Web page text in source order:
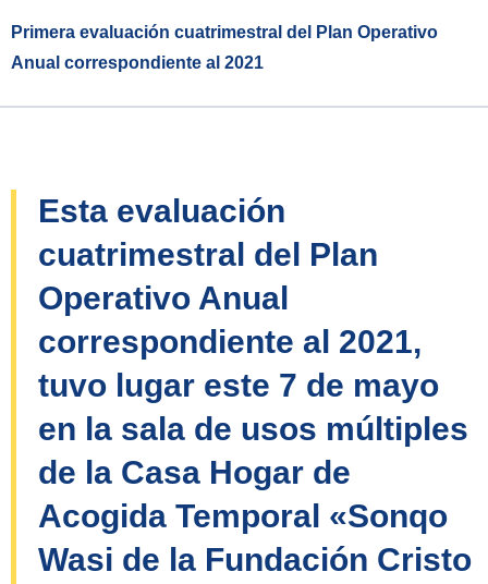
Primera evaluación cuatrimestral del Plan Operativo
Anual correspondiente al 2021
Esta evaluación
cuatrimestral del Plan
Operativo Anual
correspondiente al 2021,
tuvo lugar este 7 de mayo
en la sala de usos múltiples
de la Casa Hogar de
Acogida Temporal «Sonqo
Wasi de la Fundación Cristo